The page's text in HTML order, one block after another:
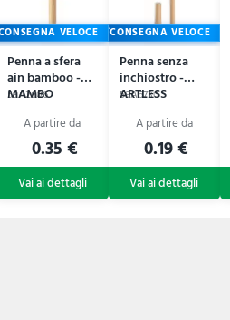
VELOCE
Penna a sfera
ain bamboo -
MAMBO
59A2606
0.35 €
CONSEGNA VELOCE
Penna senza
inchiostro -
ARTLESS
59A6730
0.19 €